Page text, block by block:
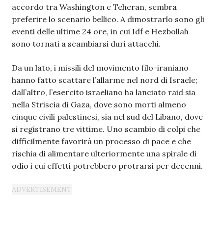
accordo tra Washington e Teheran, sembra
preferire lo scenario bellico. A dimostrarlo sono gli
eventi delle ultime 24 ore, in cui Idf e Hezbollah
sono tornati a scambiarsi duri attacchi.
Da un lato, i missili del movimento filo-iraniano
hanno fatto scattare l’allarme nel nord di Israele;
dall’altro, l’esercito israeliano ha lanciato raid sia
nella Striscia di Gaza, dove sono morti almeno
cinque civili palestinesi, sia nel sud del Libano, dove
si registrano tre vittime. Uno scambio di colpi che
difficilmente favorirà un processo di pace e che
rischia di alimentare ulteriormente una spirale di
odio i cui effetti potrebbero protrarsi per decenni.